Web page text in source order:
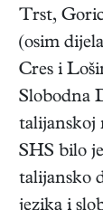
Trst,
(osim
Cres i
Slobodna
talijanskoj
SHS bilo
talijansko